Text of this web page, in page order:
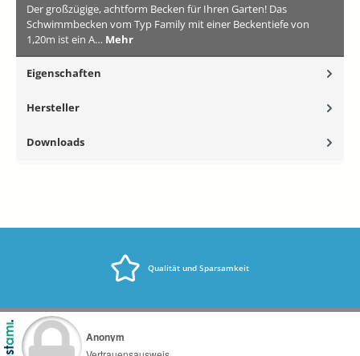
Der großzügige, achtform Becken für Ihren Garten! Das
Schwimmbecken vom Typ Family mit einer Beckentiefe von
1,20m ist ein A… Mehr
Eigenschaften
Hersteller
Downloads
Qualität und Sparsamkeit